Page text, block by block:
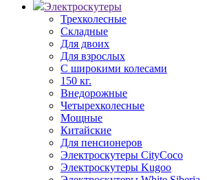
Электроскутеры
Трехколесные
Складные
Для двоих
Для взрослых
С широкими колесами
150 кг.
Внедорожные
Четырехколесные
Мощные
Китайские
Для пенсионеров
Электроскутеры CityCoco
Электроскутеры Kugoo